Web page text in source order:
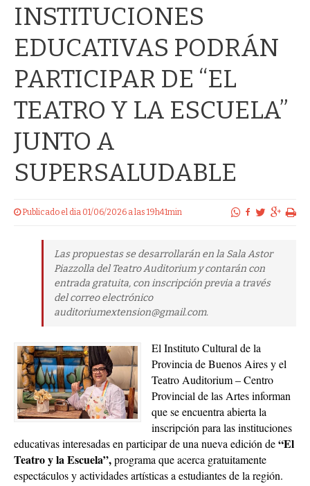
INSTITUCIONES
EDUCATIVAS PODRÁN
PARTICIPAR DE “EL
TEATRO Y LA ESCUELA”
JUNTO A
SUPERSALUDABLE
Publicado el dia 01/06/2026 a las 19h41min
Las propuestas se desarrollarán en la Sala Astor
Piazzolla del Teatro Auditorium y contarán con
entrada gratuita, con inscripción previa a través
del correo electrónico
auditoriumextension@gmail.com.
El Instituto Cultural de la
Provincia de Buenos Aires y el
Teatro Auditorium – Centro
Provincial de las Artes informan
que se encuentra abierta la
inscripción para las instituciones
educativas interesadas en participar de una nueva edición de“El
Teatro y la Escuela”,programa que acerca gratuitamente
espectáculos y actividades artísticas a estudiantes de la región.